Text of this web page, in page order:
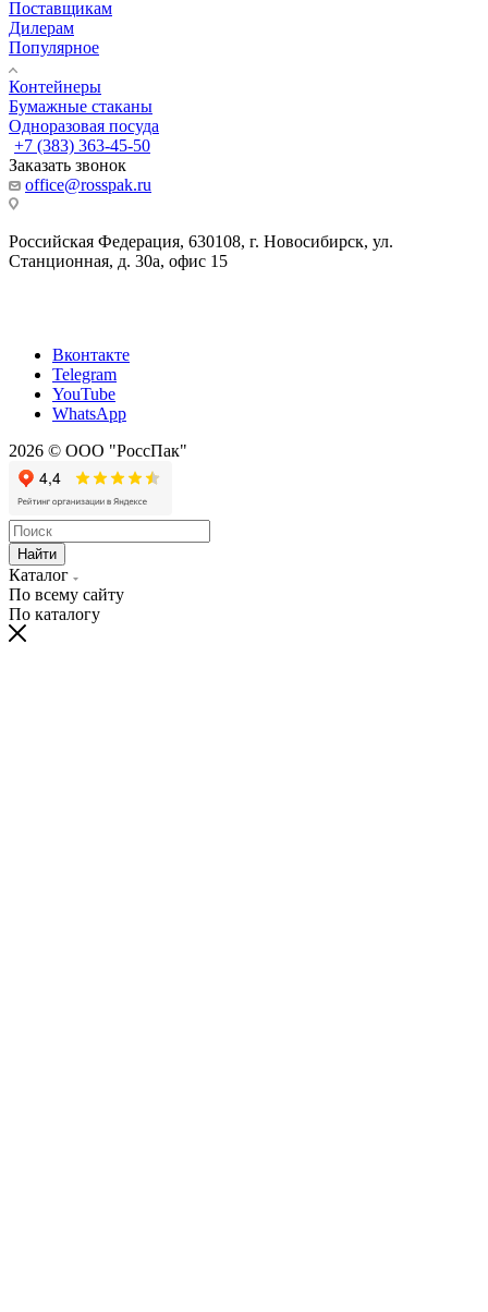
Поставщикам
Дилерам
Популярное
Контейнеры
Бумажные стаканы
Одноразовая посуда
+7 (383) 363-45-50
Заказать звонок
office@rosspak.ru
Российская Федерация, 630108, г. Новосибирск, ул.
Станционная, д. 30а, офис 15
Вконтакте
Telegram
YouTube
WhatsApp
2026 © ООО "РоссПак"
Найти
Каталог
По всему сайту
По каталогу